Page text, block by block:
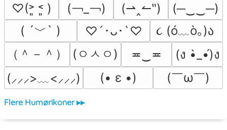
♡(˃͈ ˂͈ )
(￢_￢) (⇀‸↼‶)
(─‿‿─)
( ´﹀` )
♡´･ᴗ･`♡
૮ (ó﹏ò｡)ა
（＾－＾）
(ㅇㅅㅇ) ≖‿≖
(ง •̀_•́)ง
(⸝⸝⸝>﹏<⸝⸝⸝)
(• ε •) (￣ω￣﻿)
Flere Humørikoner ▸▸